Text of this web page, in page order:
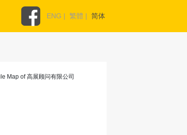
ENG | 繁體 | 简体